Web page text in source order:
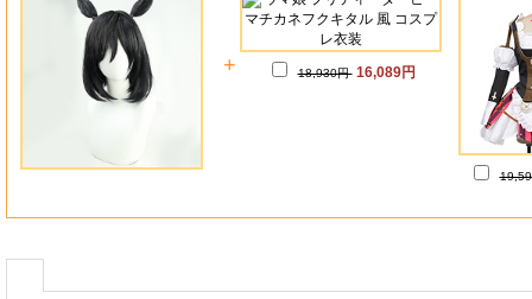
+ 18,930円 16,089円